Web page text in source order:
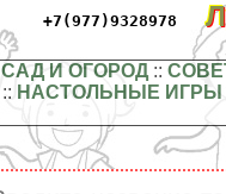
+7(977)9328978
САД И ОГОРОД::
:: НАСТОЛЬНЫЕ ИГРЫ